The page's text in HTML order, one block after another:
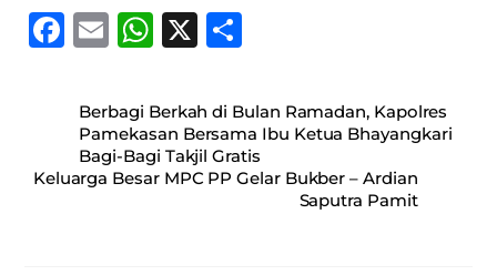
F
c
e
b
E
ai
l
W
at
s
A
X
ar
e
Berbagi Berkah di Bulan Ramadan, Kapolres
Pamekasan Bersama Ibu Ketua Bhayangkari
Bagi-Bagi Takjil Gratis
Keluarga Besar MPC PP Gelar Bukber – Ardian
Saputra Pamit